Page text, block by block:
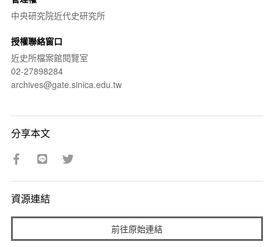
中央研究院近代史研究所
授權聯絡窗口
近史所檔案館閱覽室
02-27898284
archives@gate.sinica.edu.tw
分享本文
資源連結
前往原始連結